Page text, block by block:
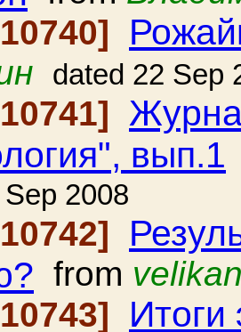
dated 22 Sep
вып.1
2008
from